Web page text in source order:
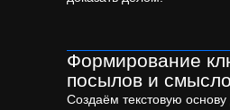
Формирование
посылов и
Создаём текстовую